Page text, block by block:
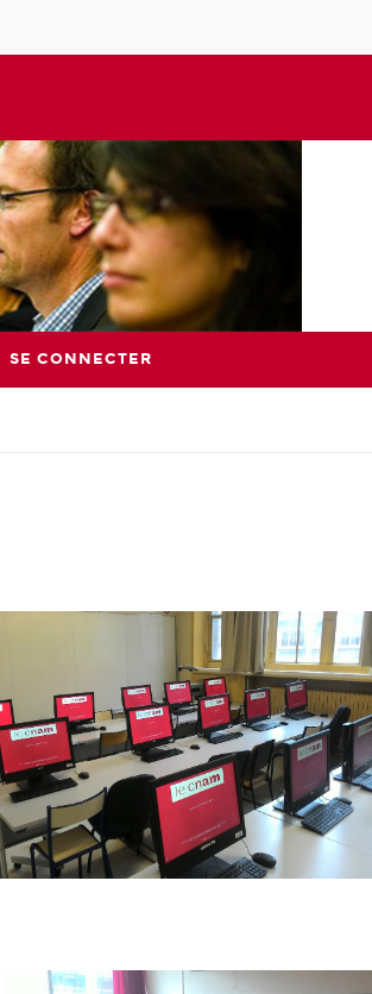
SE CONNECTER